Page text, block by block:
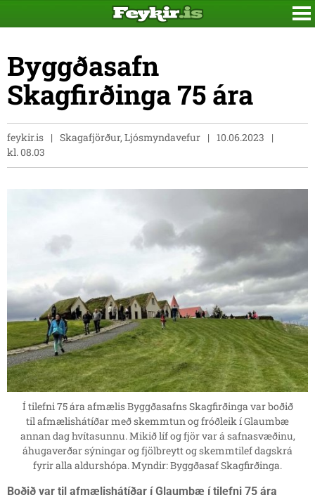
Byggðasafn
Skagfirðinga 75 ára
feykir.is Skagafjörður, Ljósmyndavefur
10.06.2023
kl. 08.03
Í tilefni 75 ára afmælis Byggðasafns Skagfirðinga var boðið
til afmælishátíðar með skemmtun og fróðleik í Glaumbæ
annan dag hvítasunnu. Mikið líf og fjör var á safnasvæðinu,
áhugaverðar sýningar og fjölbreytt og skemmtilef dagskrá
fyrir alla aldurshópa. Myndir: Byggðasaf Skagfirðinga.
Boðið var til afmælishátíðar í Glaumbæ í tilefni 75 ára